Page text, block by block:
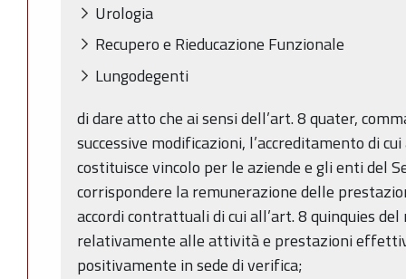
Urologia
Recupero e Rieducazione Funzionale
Lungodegenti
di dare atto che ai sensi dell’art. 8 quater,
successive modificazioni, l’accreditamento di
costituisce vincolo per le aziende e gli enti del
corrispondere la remunerazione delle
accordi contrattuali di cui all’art. 8 quinquies
relativamente alle attività e prestazioni
positivamente in sede di verifica;